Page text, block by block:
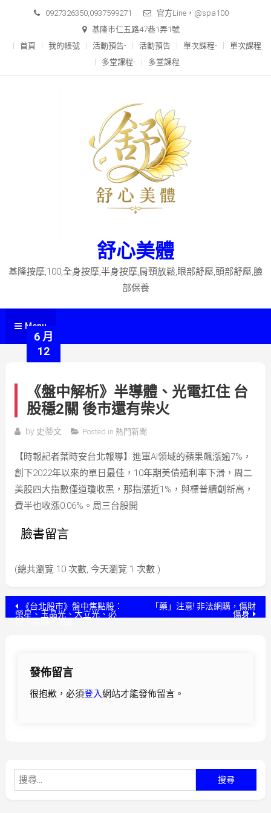
content
0927326350,0937599271
官方Line，@spa100
基隆市仁五路47巷1弄1號
首頁
我的帳號 活動預告- 活動預告 單次課程-
單次課程
多堂課程-
多堂課程
舒心美體
基隆按摩,100,全身按摩,半身按摩,肩頸放鬆,眼部舒壓,頭部舒壓,臉
部保養
Menu
6 月
12
《盤中解析》半導體、光電扛住 台
股穩2關 後市還有柴火
by 史蒂文 Posted in 熱門新聞
【時報記者葉時安台北報導】進軍AI領域的蘋果飆漲逾7%，
創下2022年以來的單日最佳，10年期美債殖利率下滑，周二
美股四大指數僅道瓊收黑，那指漲近1%，與標普續創新高，
費半也收漲0.06%。周三台股開
臉書留言
(總共瀏覽 10 次數, 今天瀏覽 1 次數 )
文 《台北股市》盤中焦點股：
榮星、玉晶光、大立光、必
「藥」注意! 非法網購，傷財
傷身
發佈留言
很抱歉，必須登入網站才能發佈留言。
尋